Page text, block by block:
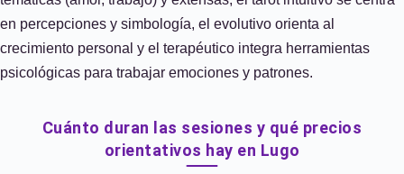
en percepciones y simbología, el evolutivo orienta al
crecimiento personal y el terapéutico integra herramientas
psicológicas para trabajar emociones y patrones.
Cuánto duran las sesiones y qué precios
orientativos hay en Lugo